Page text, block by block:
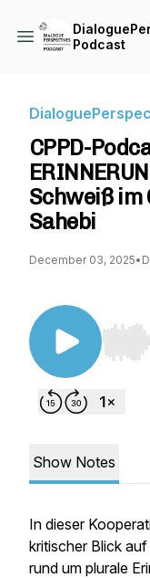
Podcast
CPPD-
Schweiß im
Sahebi
December 03, 2025•
Use
Show Notes
In dieser
kritischer Blick
rund um plurale